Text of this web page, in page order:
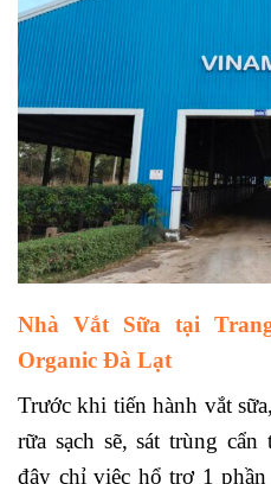
Nhà Vắt Sữa tại
Organic Đà Lạt
Trước khi tiến hành vắt
rữa sạch sẽ, sát trùng
đây chỉ việc hổ trợ 1